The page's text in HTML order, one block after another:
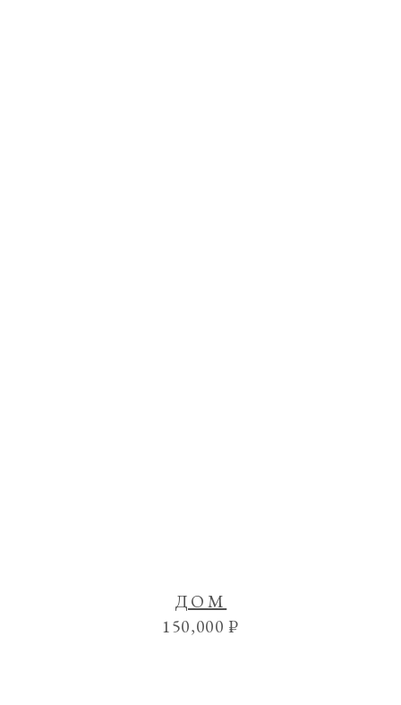
ДОМ
150,000₽